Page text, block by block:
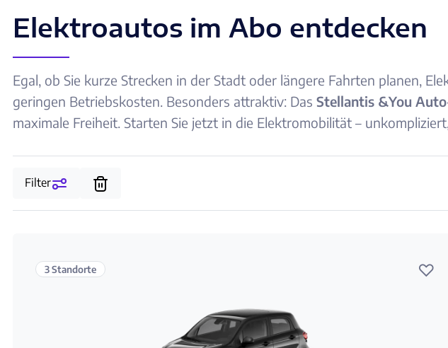
Elektroautos im Abo entdecken
Egal, ob Sie kurze Strecken in der Stadt oder längere Fahrten planen,
geringen Betriebskosten. Besonders attraktiv: Das Stellantis &You
maximale Freiheit. Starten Sie jetzt in die Elektromobilität –
Filter
3 Standorte ♡